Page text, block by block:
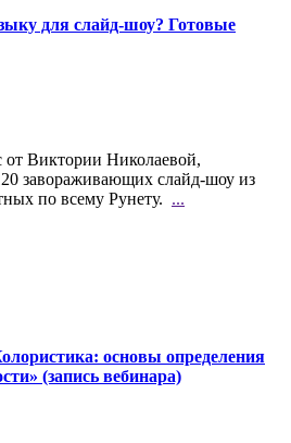
для слайд-шоу? Готовые
от Виктории Николаевой,
завораживающих слайд-шоу из
по всему Рунету. ...
основы определения
(запись вебинара)